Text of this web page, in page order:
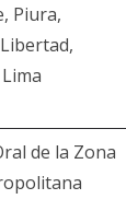
Piura,
de la Zona